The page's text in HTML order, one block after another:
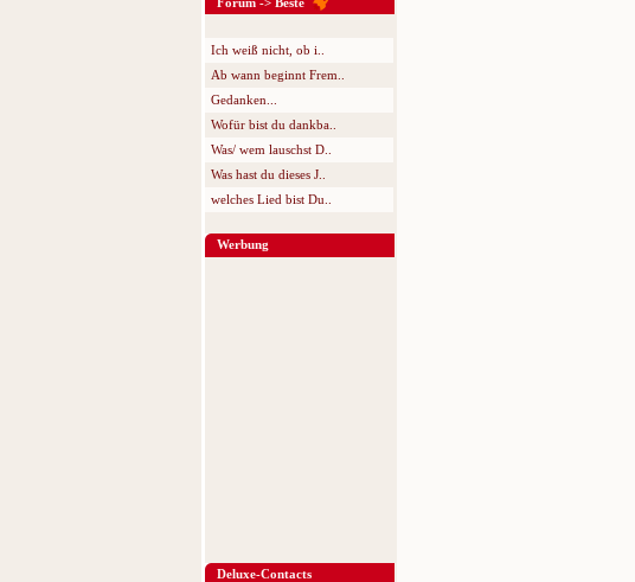
Ich weiß nicht, ob i..
Ab wann beginnt Frem..
Gedanken...
Wofür bist du dankba..
Was/ wem lauschst D..
Was hast du dieses J..
welches Lied bist Du..
Werbung
Deluxe-Contacts